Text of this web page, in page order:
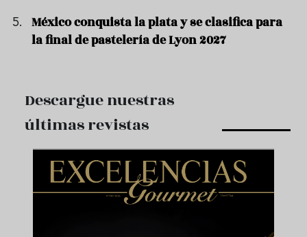
México conquista la plata y se clasifica para
la final de pastelería de Lyon 2027
Descargue nuestras
últimas revistas